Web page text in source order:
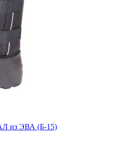
из ЭВА (Б-15)